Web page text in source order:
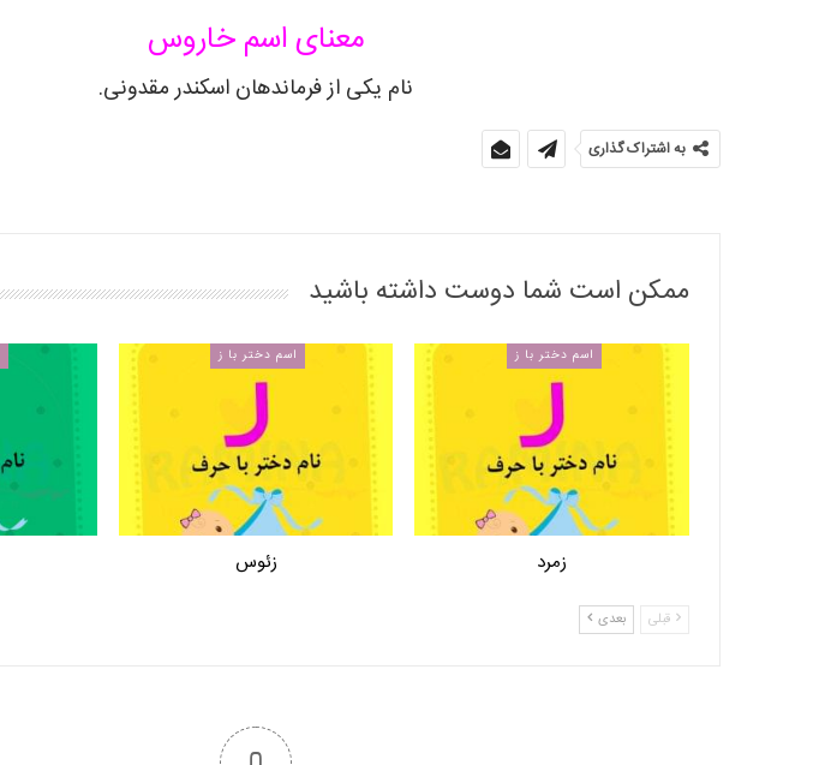
معنای اسمخاروس
نام یکی از فرماندهان اسکندر مقدونی.
به اشتراک گذاری
ممکن است شما دوست داشته باشید
اسم دختر با ز
زمرد
اسم دختر با ز
زئوس
قبلی بعدی